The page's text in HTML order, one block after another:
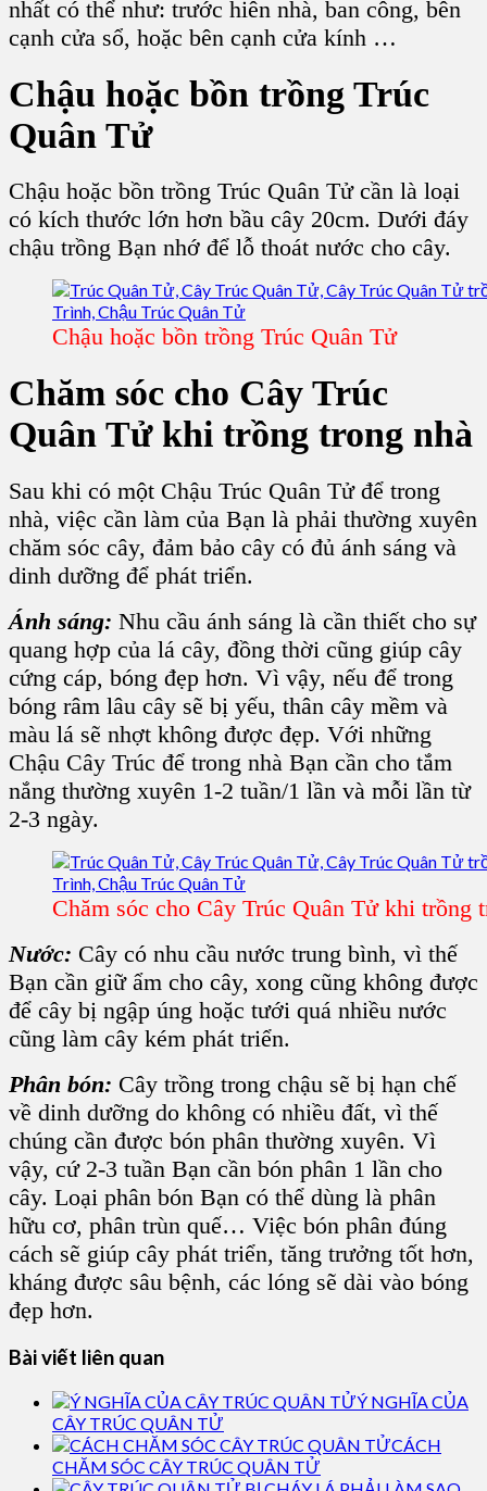
nhất có thể như: trước hiên nhà, ban công, bên
cạnh cửa sổ, hoặc bên cạnh cửa kính …
Chậu hoặc bồn trồng Trúc
Quân Tử
Chậu hoặc bồn trồng Trúc Quân Tửcần là loại
có kích thước lớn hơn bầu cây 20cm. Dưới đáy
chậu trồng Bạn nhớ để lỗ thoát nước cho cây.
Chậu hoặc bồn trồng Trúc Quân Tử
Chăm sóc cho Cây Trúc
Quân Tử khi trồng trong nhà
Sau khi có một Chậu Trúc Quân Tửđể trong
nhà, việc cần làm của Bạn là phải thường xuyên
chăm sóc cây, đảm bảo cây có đủ ánh sáng và
dinh dưỡng để phát triển.
Ánh sáng: Nhu cầu ánh sáng là cần thiết cho sự
quang hợp của lá cây, đồng thời cũng giúp cây
cứng cáp, bóng đẹp hơn. Vì vậy, nếu để trong
bóng râm lâu cây sẽ bị yếu, thân cây mềm và
màu lá sẽ nhợt không được đẹp. Với những
Chậu Cây Trúc để trong nhà Bạn cần cho tắm
nắng thường xuyên 1-2 tuần/1 lần và mỗi lần từ
2-3 ngày.
Chăm sóc cho Cây Trúc Quân Tử khi trồng
Nước: Cây có nhu cầu nước trung bình, vì thế
Bạn cần giữ ẩm cho cây, xong cũng không được
để cây bị ngập úng hoặc tưới quá nhiều nước
cũng làm cây kém phát triển.
Phân bón: Cây trồng trong chậu sẽ bị hạn chế
về dinh dưỡng do không có nhiều đất, vì thế
chúng cần được bón phân thường xuyên. Vì
vậy, cứ 2-3 tuần Bạn cần bón phân 1 lần cho
cây. Loại phân bón Bạn có thể dùng là phân
hữu cơ, phân trùn quế… Việc bón phân đúng
cách sẽ giúp cây phát triển, tăng trưởng tốt hơn,
kháng được sâu bệnh, các lóng sẽ dài vào bóng
đẹp hơn.
Bài viết liên quan
Ý NGHĨA CỦA
CÂY TRÚC QUÂN TỬ
CÁCH
CHĂM SÓC CÂY TRÚC QUÂN TỬ